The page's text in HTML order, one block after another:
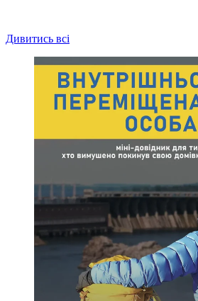
Дивитись всі